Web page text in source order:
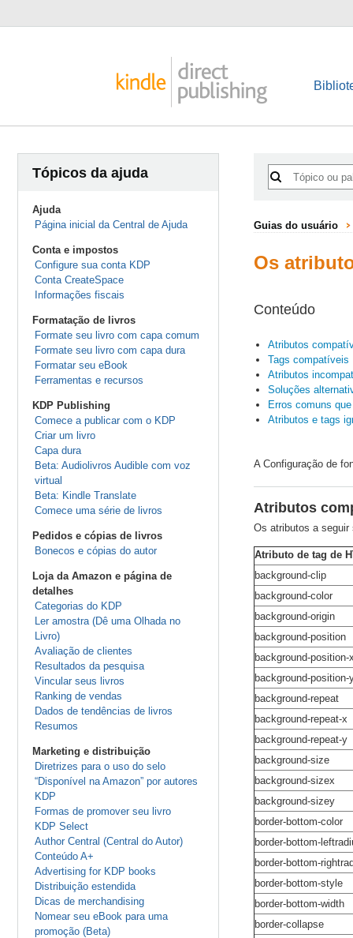
Tópicos da ajuda
Ajuda
Página inicial da Central de Ajuda
Conta e impostos
Configure sua conta KDP
Conta CreateSpace
Informações fiscais
Formatação de livros
Formate seu livro com capa comum
Formate seu livro com capa dura
Formatar seu eBook
Ferramentas e recursos
KDP Publishing
Comece a publicar com o KDP
Criar um livro
Capa dura
Beta: Audiolivros Audible com voz
virtual
Beta: Kindle Translate
Comece uma série de livros
Pedidos e cópias de livros
Bonecos e cópias do autor
Loja da Amazon e página de
detalhes
Categorias do KDP
Ler amostra (Dê uma Olhada no
Livro)
Avaliação de clientes
Resultados da pesquisa
Vincular seus livros
Ranking de vendas
Dados de tendências de livros
Resumos
Marketing e distribuição
Diretrizes para o uso do selo
“Disponível na Amazon” por autores
KDP
Formas de promover seu livro
KDP Select
Author Central (Central do Autor)
Conteúdo A+
Advertising for KDP books
Distribuição estendida
Dicas de merchandising
Nomear seu eBook para uma
promoção (Beta)
Guias do usuário
Os
Conteúdo
Atributos
Tags compatíveis
Atributos
Soluções
Erros comuns
Atributos e tags
A Configuração de
Atributos
Os atributos a
Atributo de tag de
background-clip
background-color
background-origin
background-position
background-position-
background-position-
background-repeat
background-repeat-x
background-repeat-y
background-size
background-sizex
background-sizey
border-bottom-color
border-bottom-
border-bottom-
border-bottom-style
border-bottom-width
border-collapse